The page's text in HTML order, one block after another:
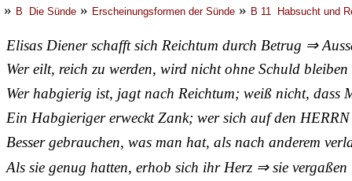
» B Die Sünde » Erscheinungsformen der Sünde » B 11 Habsucht und
Elisas Diener schafft sich Reichtum durch Betrug ⇒
Wer eilt, reich zu werden, wird nicht ohne Schuld bleiben
Wer habgierig ist, jagt nach Reichtum; weiß nicht, dass
Ein Habgieriger erweckt Zank; wer sich auf den
Besser gebrauchen, was man hat, als nach anderem
Als sie genug hatten, erhob sich ihr Herz ⇒ sie vergaßen